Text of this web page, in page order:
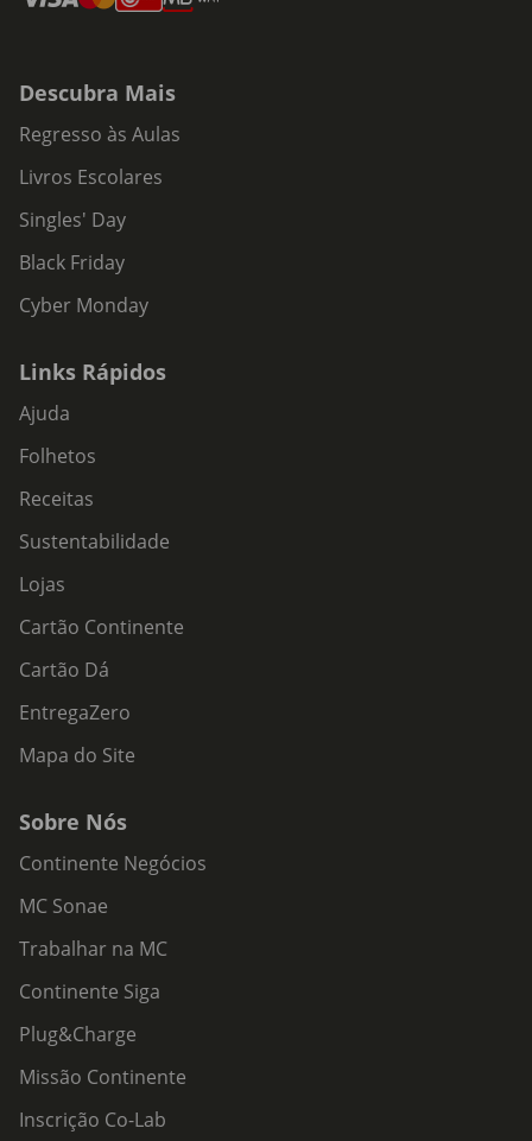
Descubra Mais
Regresso às Aulas
Livros Escolares
Singles' Day
Black Friday
Cyber Monday
Links Rápidos
Ajuda
Folhetos
Receitas
Sustentabilidade
Lojas
Cartão Continente
Cartão Dá
EntregaZero
Mapa do Site
Sobre Nós
Continente Negócios
MC Sonae
Trabalhar na MC
Continente Siga
Plug&Charge
Missão Continente
Inscrição Co-Lab